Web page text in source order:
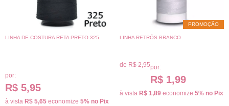
LINHA DE COSTURA RETA PRETO 325
por:
R$ 5,95
à vista R$ 5,65 economize 5% no Pix
PROMOÇÃO
LINHA RETRÓS BRANCO
de R$ 2,95por:
R$ 1,99
à vista R$ 1,89 economize 5% no Pix